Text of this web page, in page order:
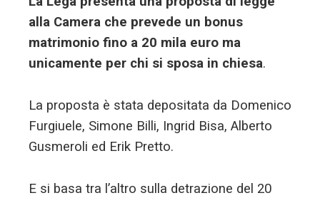
alla Camera che prevede un bonus
matrimonio fino a 20 mila euro ma
unicamente per chi si sposa in chiesa.
La proposta è stata depositata da Domenico
Furgiuele, Simone Billi, Ingrid Bisa, Alberto
Gusmeroli ed Erik Pretto.
E si basa tra l’altro sulla detrazione del 20